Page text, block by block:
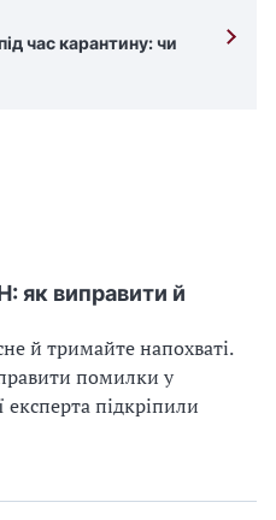
час карантину: чи
як виправити й
й тримайте напохваті.
помилки у
підкріпили